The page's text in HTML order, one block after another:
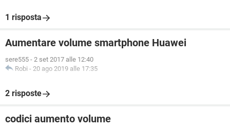
1 risposta
Aumentare volume smartphone Huawei
sere555 - 2 set 2017 alle 12:40
Robi - 20 ago 2019 alle 17:35
2 risposte
codici aumento volume